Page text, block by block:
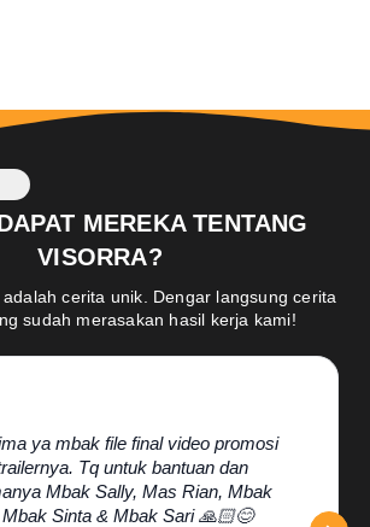
MEREKA TENTANG
VISORRA?
cerita unik. Dengar langsung cerita
sudah merasakan hasil kerja kami!
ya mbak file final video promosi
Tq untuk bantuan dan
Mbak Sally, Mas Rian, Mbak
Sinta & Mbak Sari 🙏🏻😊